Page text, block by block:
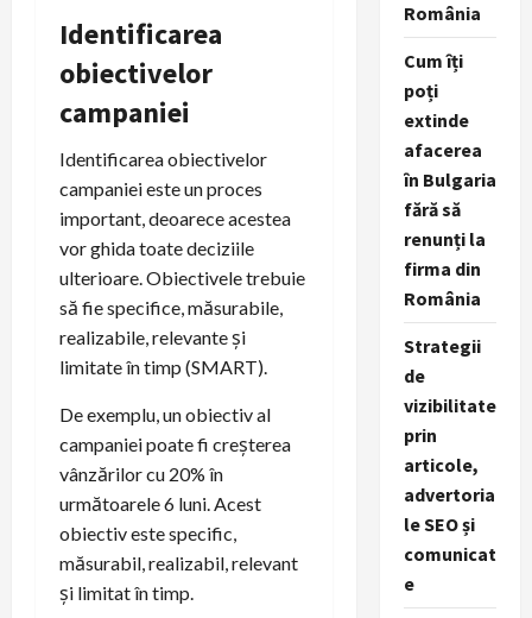
Identificarea
obiectivelor
campaniei
Identificarea obiectivelor
campaniei este un proces
important, deoarece acestea
vor ghida toate deciziile
ulterioare. Obiectivele trebuie
să fie specifice, măsurabile,
realizabile, relevante și
limitate în timp (SMART).
De exemplu, un obiectiv al
campaniei poate fi creșterea
vânzărilor cu 20% în
următoarele 6 luni. Acest
obiectiv este specific,
măsurabil, realizabil, relevant
și limitat în timp.
România
Cum îți
poți
extinde
afacerea
în Bulgaria
fără să
renunți la
firma din
România
Strategii
de
vizibilitate
prin
articole,
advertoria
le SEO și
comunicat
e